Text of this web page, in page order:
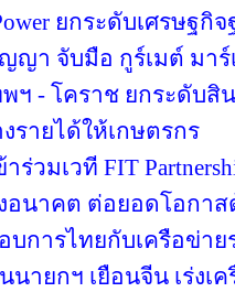
ยกระดับเศรษฐกิ
ญา จับมือ กูร์เมต์ มา
พฯ - โคราช ยกระดับ
รายได้ให้เกษตรกร
ร่วมเวที FIT
อนาคต ต่อยอดโอกา
บการไทยกับเครือข่าย
นายกฯ เยือนจีน เร่ง